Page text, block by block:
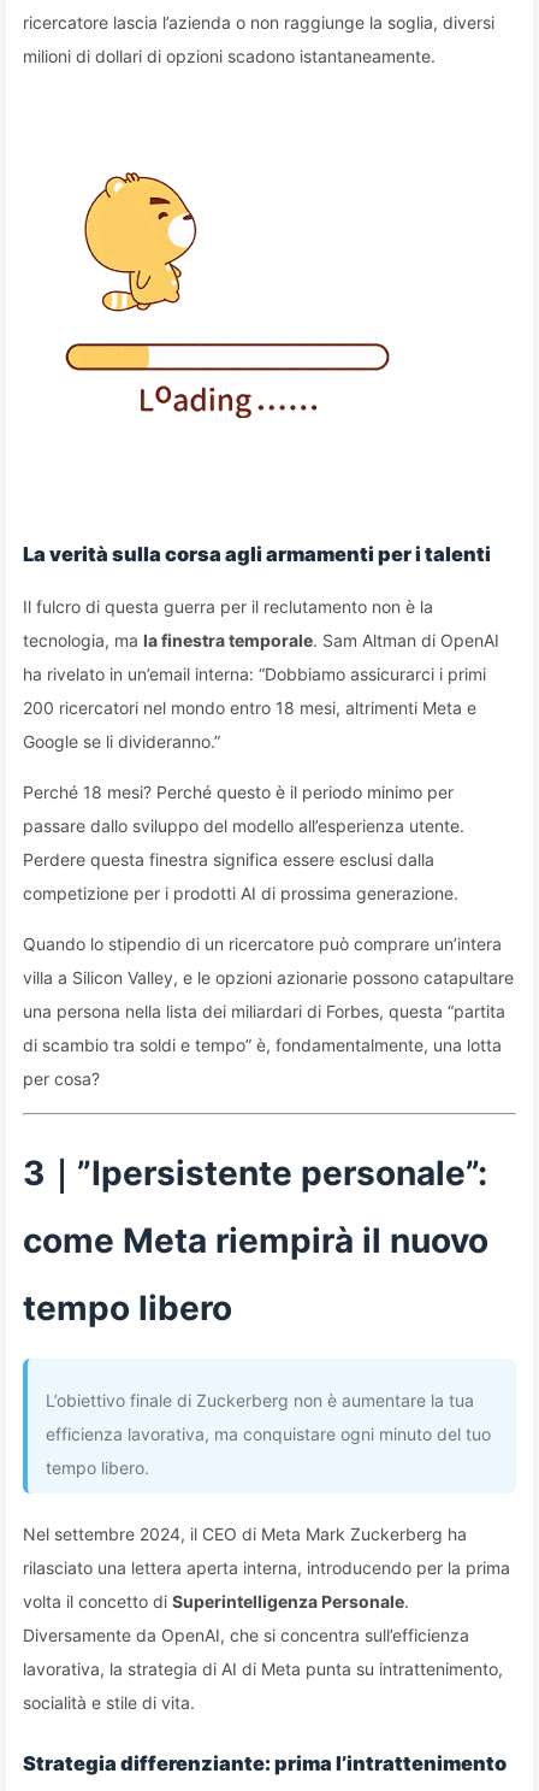
ricercatore lascia l’azienda o non raggiunge la soglia, diversi
milioni di dollari di opzioni scadono istantaneamente.
La verità sulla corsa agli armamenti per i talenti
Il fulcro di questa guerra per il reclutamento non è la
tecnologia, ma la finestra temporale. Sam Altman di OpenAI
ha rivelato in un’email interna: “Dobbiamo assicurarci i primi
200 ricercatori nel mondo entro 18 mesi, altrimenti Meta e
Google se li divideranno.”
Perché 18 mesi? Perché questo è il periodo minimo per
passare dallo sviluppo del modello all’esperienza utente.
Perdere questa finestra significa essere esclusi dalla
competizione per i prodotti AI di prossima generazione.
Quando lo stipendio di un ricercatore può comprare un’intera
villa a Silicon Valley, e le opzioni azionarie possono catapultare
una persona nella lista dei miliardari di Forbes, questa “partita
di scambio tra soldi e tempo” è, fondamentalmente, una lotta
per cosa?
3｜”Ipersistente personale”:
come Meta riempirà il nuovo
tempo libero
L’obiettivo finale di Zuckerberg non è aumentare la tua
efficienza lavorativa, ma conquistare ogni minuto del tuo
tempo libero.
Nel settembre 2024, il CEO di Meta Mark Zuckerberg ha
rilasciato una lettera aperta interna, introducendo per la prima
volta il concetto di Superintelligenza Personale.
Diversamente da OpenAI, che si concentra sull’efficienza
lavorativa, la strategia di AI di Meta punta su intrattenimento,
socialità e stile di vita.
Strategia differenziante: prima l’intrattenimento